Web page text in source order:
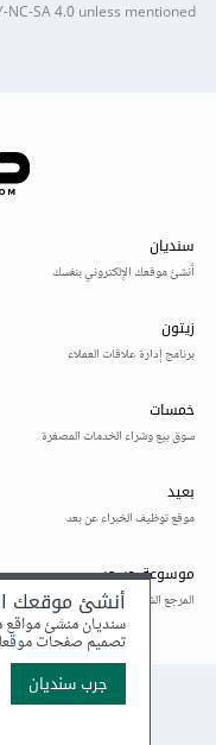
NC-SA 4.0unless mentioned